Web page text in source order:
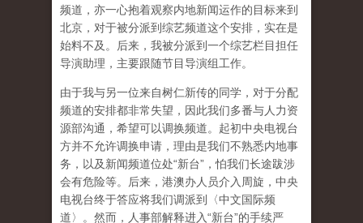
频道，亦一心抱着观察内地新闻运作的目标来到
北京，对于被分派到综艺频道这个安排，实在是
始料不及。后来，我被分派到一个综艺栏目担任
导演助理，主要跟随节目导演组工作。
由于我与另一位来自树仁新传的同学，对于分配
频道的安排都非常失望，因此我们多番与人力资
源部沟通，希望可以调换频道。起初中央电视台
方并不允许调换申请，理由是我们不熟悉内地事
务，以及新闻频道位处“新台”，怕我们长途跋涉
会有危险等。后来，港澳办人员介入周旋，中央
电视台终于答应将我们调派到〈中文国际频
道〉。然而，人事部解释进入“新台”的手续严